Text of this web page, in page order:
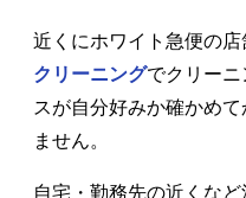
近くにホワイト急便の
クリーニングでクリー
スが自分好みか確かめ
ません。
自宅・勤務先の近くなど